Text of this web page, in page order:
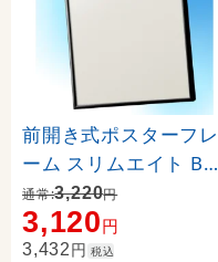
前開き式ポスターフレ
ーム スリムエイト B1
ブラック
通常:3,220円
3,120円
3,432円 税込